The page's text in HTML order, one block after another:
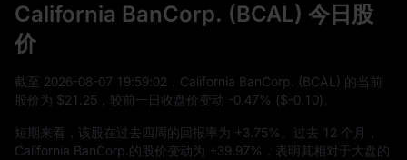
California BanCorp. (BCAL) 今日股
价
截至 2026-08-07 19:59:02 ，California BanCorp. (BCAL) 的当前
股价为 $21.25 ，较前一日收盘价变动 -0.47% ($-0.10)。
短期来看，该股在过去四周的回报率为 +3.75% 。过去 12 个月，
California BanCorp.的股价变动为 +39.97%
，表明其相对于大盘的